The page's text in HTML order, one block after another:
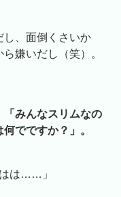
し、面倒くさいか
嫌いだし（笑）。
「みんなスリムなの
でですか？」。
は……」